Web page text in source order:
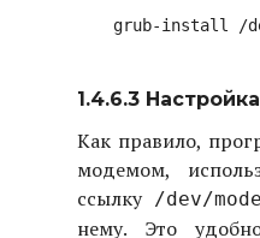
1.4.6.3
Как правило,
модемом,
ссылку /dev/
нему. Это